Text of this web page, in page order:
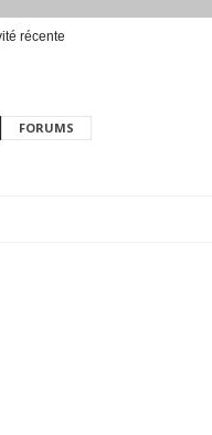
récente
FORUMS